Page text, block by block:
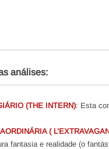
análises:
(THE INTERN): Esta
(
fantasia e realidade (o